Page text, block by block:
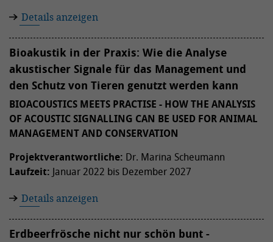
Details anzeigen
Bioakustik in der Praxis: Wie die Analyse
akustischer Signale für das Management und
den Schutz von Tieren genutzt werden kann
BIOACOUSTICS MEETS PRACTISE - HOW THE ANALYSIS
OF ACOUSTIC SIGNALLING CAN BE USED FOR ANIMAL
MANAGEMENT AND CONSERVATION
Projektverantwortliche: Dr. Marina Scheumann
Laufzeit: Januar 2022 bis Dezember 2027
Details anzeigen
Erdbeerfrösche nicht nur schön bunt -